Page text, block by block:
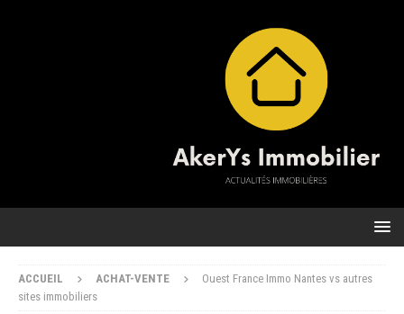
ACCUEIL ACHAT-VENTE
Ouest France Immo Nantes vs autres
sites immobiliers